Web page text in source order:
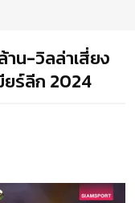
น-วิลล่าเสี่ยง
ยร์ลีก 2024